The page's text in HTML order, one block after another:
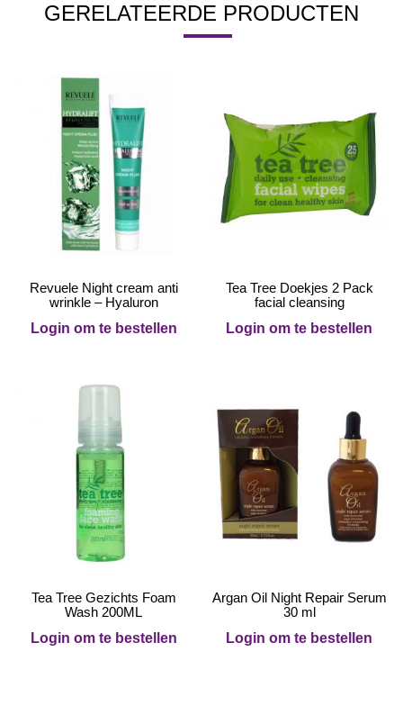
GERELATEERDE PRODUCTEN
Revuele Night cream anti
wrinkle – Hyaluron
Login om te bestellen
Tea Tree Doekjes 2 Pack
facial cleansing
Login om te bestellen
Tea Tree Gezichts Foam
Wash 200ML
Login om te bestellen
Argan Oil Night Repair Serum
30 ml
Login om te bestellen